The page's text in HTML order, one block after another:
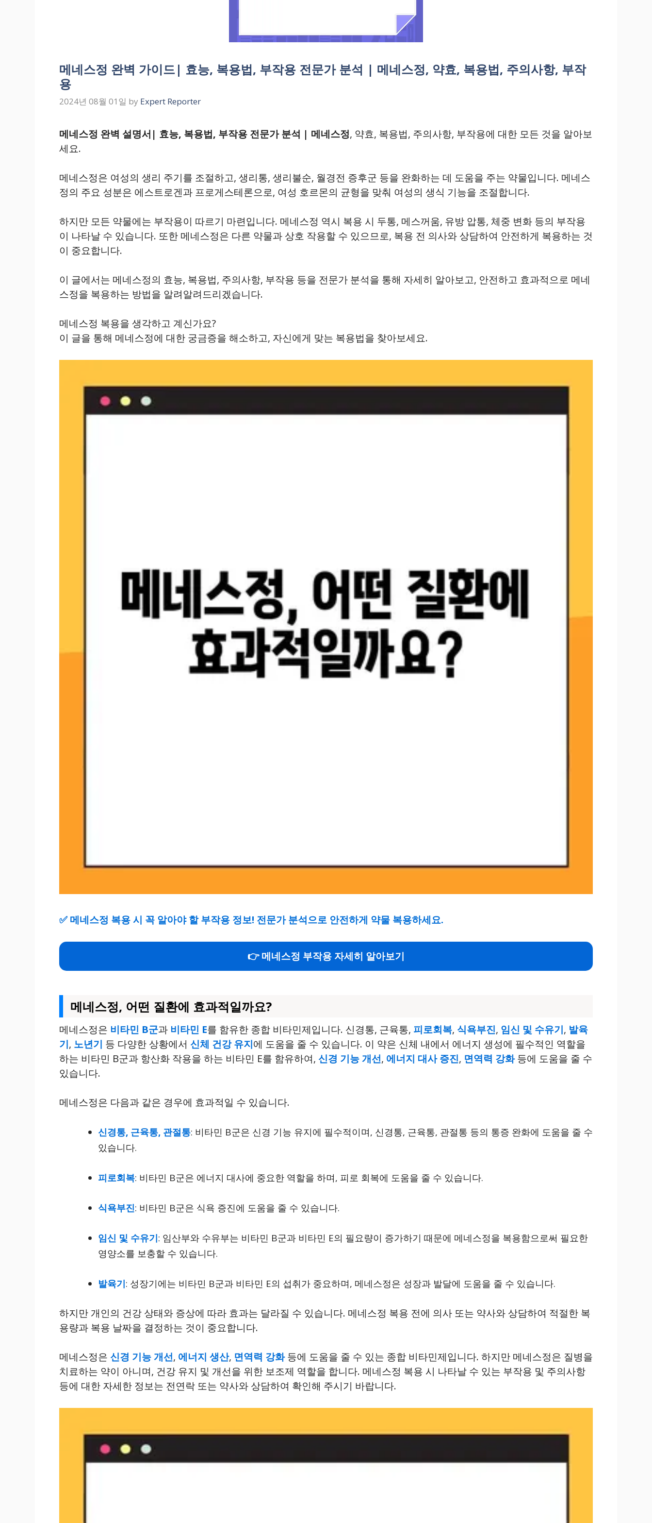
메네스정 완벽 가이드| 효능, 복용법, 부작용 전문가 분석 | 메네스정, 약효, 복용법, 주의사항, 부작
용
2024년 08월 01일 by Expert Reporter
메네스정 완벽 설명서| 효능, 복용법, 부작용 전문가 분석 | 메네스정, 약효, 복용법, 주의사항, 부작용에 대한 모든 것을 알아보
세요.
메네스정은 여성의 생리 주기를 조절하고, 생리통, 생리불순, 월경전 증후군 등을 완화하는 데 도움을 주는 약물입니다. 메네스
정의 주요 성분은 에스트로겐과 프로게스테론으로, 여성 호르몬의 균형을 맞춰 여성의 생식 기능을 조절합니다.
하지만 모든 약물에는 부작용이 따르기 마련입니다. 메네스정 역시 복용 시 두통, 메스꺼움, 유방 압통, 체중 변화 등의 부작용
이 나타날 수 있습니다. 또한 메네스정은 다른 약물과 상호 작용할 수 있으므로, 복용 전 의사와 상담하여 안전하게 복용하는 것
이 중요합니다.
이 글에서는 메네스정의 효능, 복용법, 주의사항, 부작용 등을 전문가 분석을 통해 자세히 알아보고, 안전하고 효과적으로 메네
스정을 복용하는 방법을 알려알려드리겠습니다.
메네스정 복용을 생각하고 계신가요?
이 글을 통해 메네스정에 대한 궁금증을 해소하고, 자신에게 맞는 복용법을 찾아보세요.
✅ 메네스정 복용 시 꼭 알아야 할 부작용 정보! 전문가 분석으로 안전하게 약물 복용하세요.
👉 메네스정 부작용 자세히 알아보기
메네스정, 어떤 질환에 효과적일까요?
메네스정은 비타민 B군과 비타민 E를 함유한 종합 비타민제입니다. 신경통, 근육통, 피로회복, 식욕부진, 임신 및 수유기, 발육
기, 노년기 등 다양한 상황에서 신체 건강 유지에 도움을 줄 수 있습니다. 이 약은 신체 내에서 에너지 생성에 필수적인 역할을
하는 비타민 B군과 항산화 작용을 하는 비타민 E를 함유하여, 신경 기능 개선, 에너지 대사 증진, 면역력 강화등에 도움을 줄 수
있습니다.
메네스정은 다음과 같은 경우에 효과적일 수 있습니다.
신경통, 근육통, 관절통: 비타민 B군은 신경 기능 유지에 필수적이며, 신경통, 근육통, 관절통 등의 통증 완화에 도움을 줄 수
있습니다.
피로회복: 비타민 B군은 에너지 대사에 중요한 역할을 하며, 피로 회복에 도움을 줄 수 있습니다.
식욕부진: 비타민 B군은 식욕 증진에 도움을 줄 수 있습니다.
임신 및 수유기: 임산부와 수유부는 비타민 B군과 비타민 E의 필요량이 증가하기 때문에 메네스정을 복용함으로써 필요한
영양소를 보충할 수 있습니다.
발육기: 성장기에는 비타민 B군과 비타민 E의 섭취가 중요하며, 메네스정은 성장과 발달에 도움을 줄 수 있습니다.
하지만 개인의 건강 상태와 증상에 따라 효과는 달라질 수 있습니다. 메네스정 복용 전에 의사 또는 약사와 상담하여 적절한 복
용량과 복용 날짜을 결정하는 것이 중요합니다.
메네스정은 신경 기능 개선, 에너지 생산, 면역력 강화등에 도움을 줄 수 있는 종합 비타민제입니다. 하지만 메네스정은 질병을
치료하는 약이 아니며, 건강 유지 및 개선을 위한 보조제 역할을 합니다. 메네스정 복용 시 나타날 수 있는 부작용 및 주의사항
등에 대한 자세한 정보는 전연락 또는 약사와 상담하여 확인해 주시기 바랍니다.